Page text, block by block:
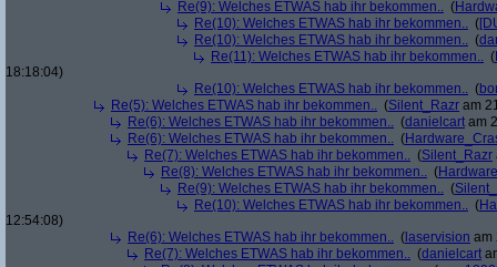
Re(9): Welches ETWAS hab ihr bekommen.. (
Re(10): Welches ETWAS hab ihr bekommen.. (
Re(10): Welches ETWAS hab ihr bekommen.. (
Re(11): Welches ETWAS hab ihr bekommen.. (
18:18:04)
Re(10): Welches ETWAS hab ihr bekommen.. (
Re(5): Welches ETWAS hab ihr bekommen.. (Silent_Razr am
Re(6): Welches ETWAS hab ihr bekommen.. (danielcart am
Re(6): Welches ETWAS hab ihr bekommen.. (
Re(7): Welches ETWAS hab ihr bekommen.. (Silent_Razr
Re(8): Welches ETWAS hab ihr bekommen.. (
Re(9): Welches ETWAS hab ihr bekommen.. (
Re(10): Welches ETWAS hab ihr bekommen.. (
12:54:08)
Re(6): Welches ETWAS hab ihr bekommen.. ( laservision am
Re(7): Welches ETWAS hab ihr bekommen.. (danielcart